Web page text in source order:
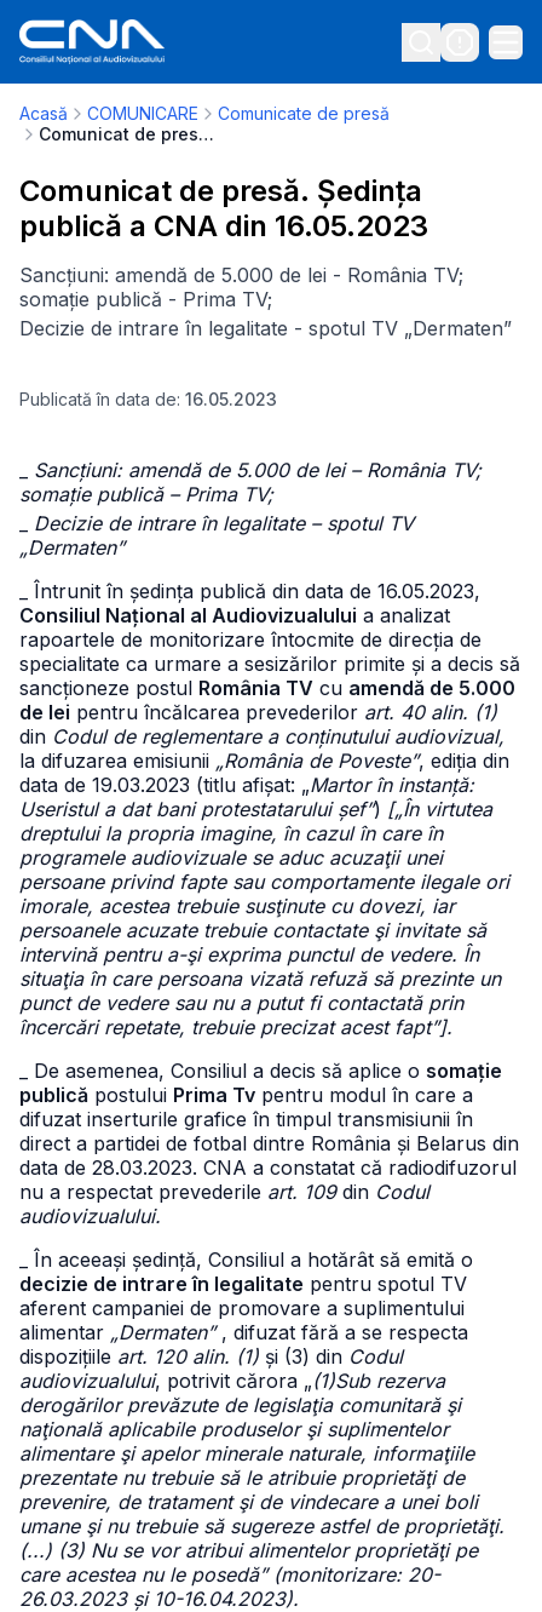
Acasă COMUNICARE
Comunicate de presă
Comunicat de presă. Ședința publică a CNA din 16.05.2023
Comunicat de presă. Ședința
publică a CNA din 16.05.2023
Sancțiuni: amendă de 5.000 de lei - România TV;
somație publică - Prima TV;
Decizie de intrare în legalitate - spotul TV „Dermaten”
Publicată în data de: 16.05.2023
Sancțiuni: amendă de 5.000 de lei – România TV;
somație publică – Prima TV;
Decizie de intrare în legalitate – spotul TV
„Dermaten”
_ Întrunit în ședința publică din data de 16.05.2023,
Consiliul Național al Audiovizualului a analizat
rapoartele de monitorizare întocmite de direcția de
specialitate ca urmare a sesizărilor primite și a decis să
sancționeze postul România TV cu amendă de 5.000
de lei pentru încălcarea prevederilor art. 40 alin. (1)
din Codul de reglementare a conținutului audiovizual,
la difuzarea emisiunii „România de Poveste”, ediția din
data de 19.03.2023 (titlu afișat: „Martor în instanță:
Useristul a dat bani protestatarului șef”) [„În virtutea
dreptului la propria imagine, în cazul în care în
programele audiovizuale se aduc acuzaţii unei
persoane privind fapte sau comportamente ilegale ori
imorale, acestea trebuie susţinute cu dovezi, iar
persoanele acuzate trebuie contactate şi invitate să
intervină pentru a-şi exprima punctul de vedere. În
situaţia în care persoana vizată refuză să prezinte un
punct de vedere sau nu a putut fi contactată prin
încercări repetate, trebuie precizat acest fapt”].
_ De asemenea, Consiliul a decis să aplice o somație
publică postului Prima Tv pentru modul în care a
difuzat inserturile grafice în timpul transmisiunii în
direct a partidei de fotbal dintre România și Belarus din
data de 28.03.2023. CNA a constatat că radiodifuzorul
nu a respectat prevederile art. 109din Codul
audiovizualului.
_ În aceeași ședință, Consiliul a hotărât să emită o
decizie de intrare în legalitate pentru spotul TV
aferent campaniei de promovare a suplimentului
alimentar „Dermaten”, difuzat fără a se respecta
dispozițiile art. 120 alin. (1) și (3) din Codul
audiovizualului, potrivit cărora „(1)Sub rezerva
derogărilor prevăzute de legislaţia comunitară şi
naţională aplicabile produselor şi suplimentelor
alimentare şi apelor minerale naturale, informaţiile
prezentate nu trebuie să le atribuie proprietăţi de
prevenire, de tratament şi de vindecare a unei boli
umane şi nu trebuie să sugereze astfel de proprietăţi.
(...) (3) Nu se vor atribui alimentelor proprietăţi pe
care acestea nu le posedă” (monitorizare: 20-
26.03.2023 și 10-16.04.2023).